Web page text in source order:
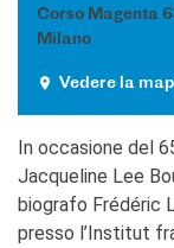
Corso Magenta
Milano
Vedere la
In occasione del
Jacqueline Lee
biografo Frédéric
presso l’Institut